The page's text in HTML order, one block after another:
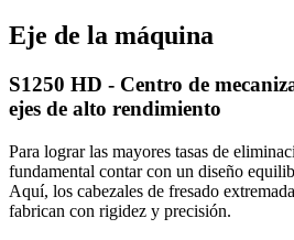
Eje de la máquina
S1250 HD - Centro de
ejes de alto rendimiento
Para lograr las mayores tasas de
fundamental contar con un diseño
Aquí, los cabezales de fresado
fabrican con rigidez y precisión.